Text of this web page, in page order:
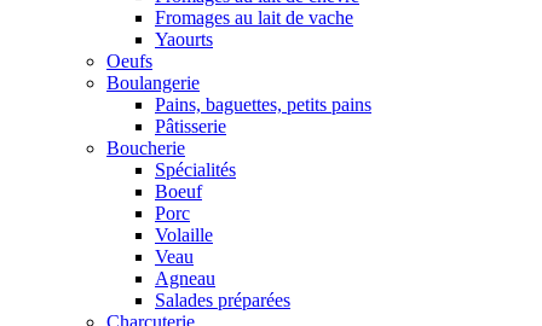
Fromages au lait de vache
Yaourts
Oeufs
Boulangerie
Pains, baguettes, petits pains
Pâtisserie
Boucherie
Spécialités
Boeuf
Porc
Volaille
Veau
Agneau
Salades préparées
Charcuterie